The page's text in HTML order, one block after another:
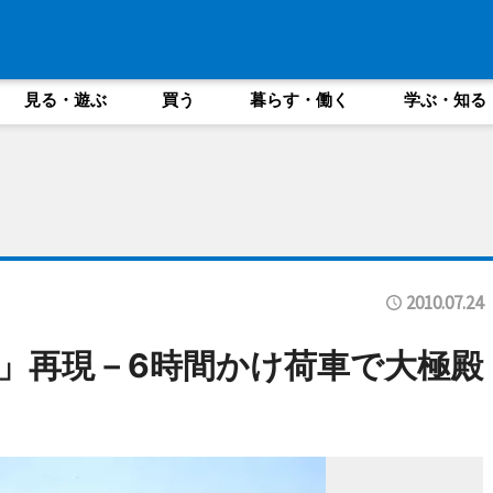
見る・遊ぶ 買う 暮らす・働く 学ぶ・知る
2010.07.24
再現－6時間かけ荷車で大極殿